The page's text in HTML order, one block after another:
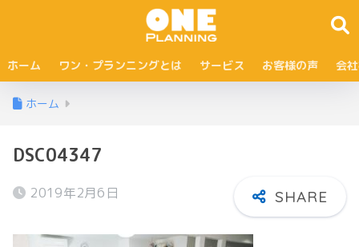
ホーム ワン・プランニングとは サービス お客様の声 会
ホーム
DSC04347
2019年2月6日